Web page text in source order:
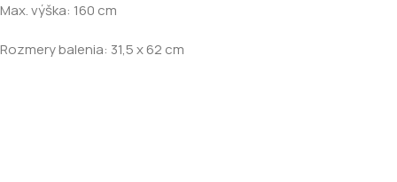
Max. výška: 160 cm
Rozmery balenia: 31,5 x 62 cm